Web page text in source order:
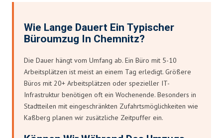
Wie Lange Dauert Ein Typischer
Büroumzug In Chemnitz?
Die Dauer hängt vom Umfang ab. Ein Büro mit 5-10
Arbeitsplätzen ist meist an einem Tag erledigt. Größere
Büros mit 20+ Arbeitsplätzen oder spezieller IT-
Infrastruktur benötigen oft ein Wochenende. Besonders in
Stadtteilen mit eingeschränkten Zufahrtsmöglichkeiten wie
Kaßberg planen wir zusätzliche Zeitpuffer ein.